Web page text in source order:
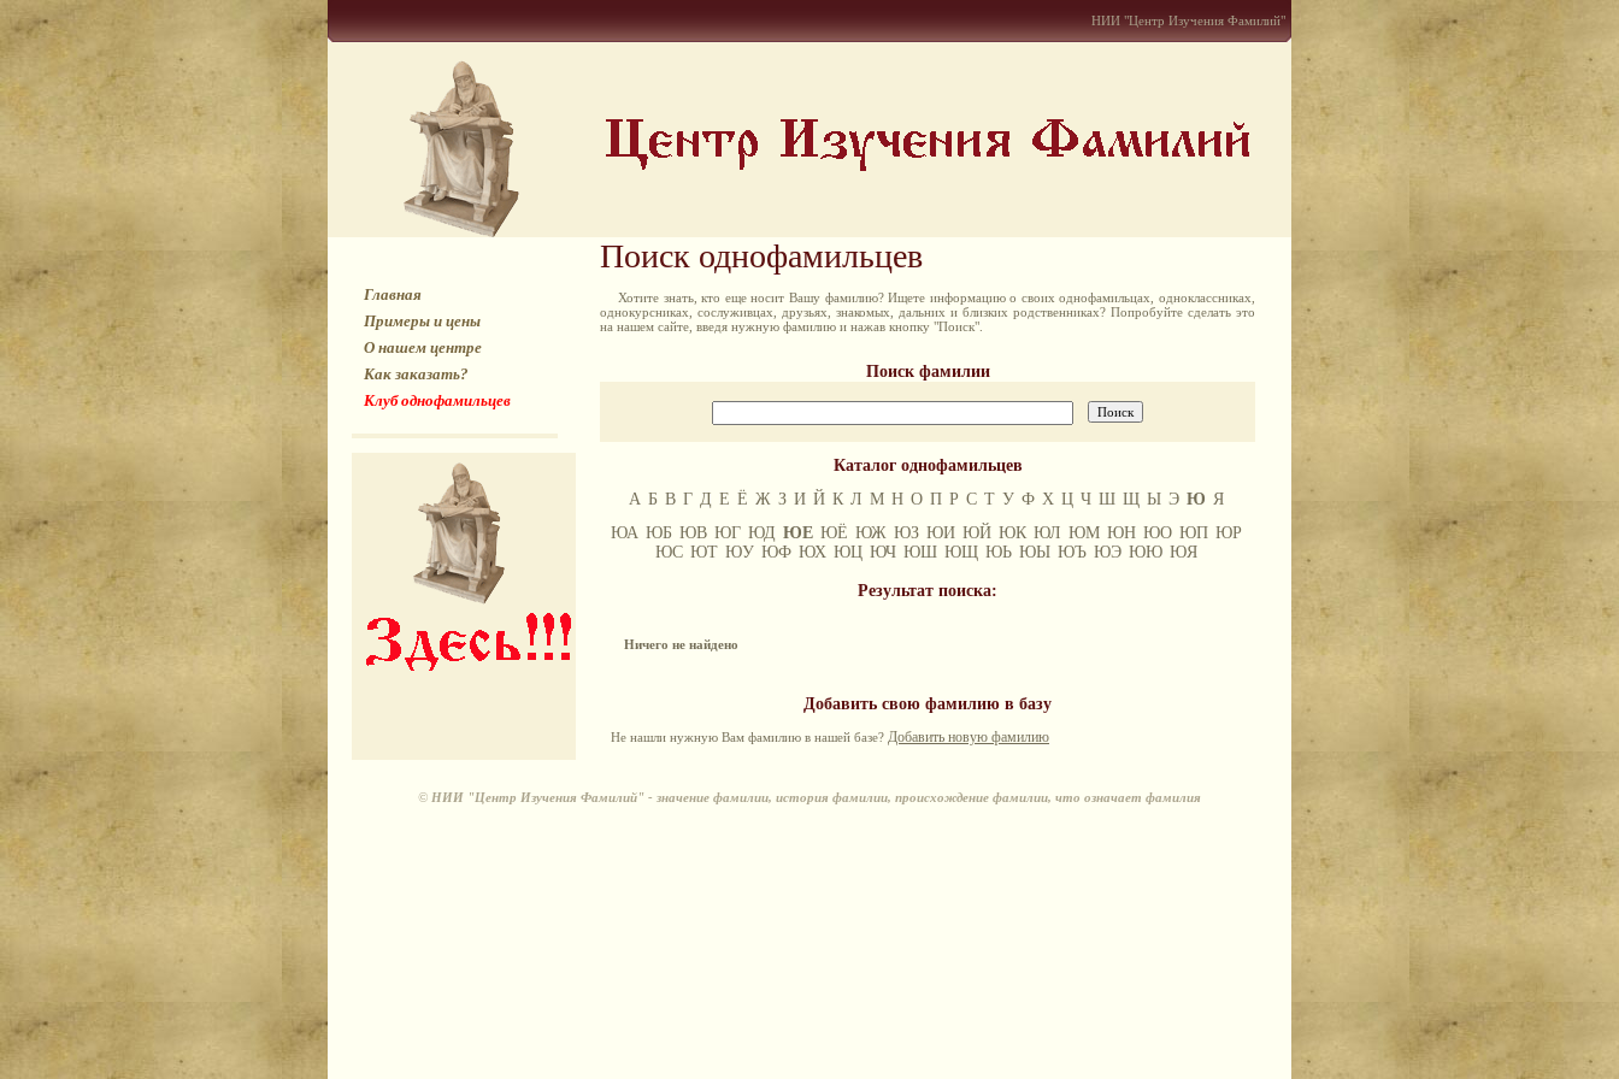
НИИ "Центр Изучения Фамилий"
Главная
Примеры и цены
О нашем центре
Как заказать?
Клуб однофамильцев
Поиск однофамильцев
Хотите знать, кто еще носит Вашу фамилию? Ищете информацию о своих однофамильцах, одноклассниках,
однокурсниках, сослуживцах, друзьях, знакомых, дальних и близких родственниках? Попробуйте сделать это
на нашем сайте, введя нужную фамилию и нажав кнопку "Поиск".
Поиск фамилии
Каталог однофамильцев
А Б В Г Д Е Ё Ж З И Й К Л М Н О П Р С Т У Ф Х Ц Ч Ш Щ Ы Э Ю Я
ЮА ЮБ ЮВ ЮГ ЮД ЮЕ ЮЁ ЮЖ ЮЗ ЮИ ЮЙ ЮК ЮЛ ЮМ ЮН ЮО ЮП ЮР
ЮС ЮТ ЮУ ЮФ ЮХ ЮЦ ЮЧ ЮШ ЮЩ ЮЬ ЮЫ ЮЪ ЮЭ ЮЮ ЮЯ
Результат поиска:
Ничего не найдено
Добавить свою фамилию в базу
Не нашли нужную Вам фамилию в нашей базе? Добавить новую фамилию
© НИИ "Центр Изучения Фамилий" - значение фамилии, история фамилии, происхождение фамилии, что означает фамилия